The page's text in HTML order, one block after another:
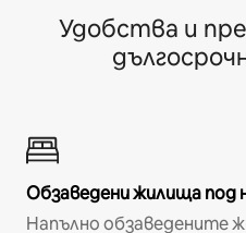
Удобства и
Обзаведени жилища под
Напълно обзаведените